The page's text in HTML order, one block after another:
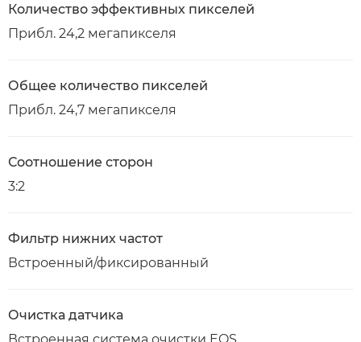
Количество эффективных пикселей
Прибл. 24,2 мегапикселя
Общее количество пикселей
Прибл. 24,7 мегапикселя
Соотношение сторон
3:2
Фильтр нижних частот
Встроенный/фиксированный
Очистка датчика